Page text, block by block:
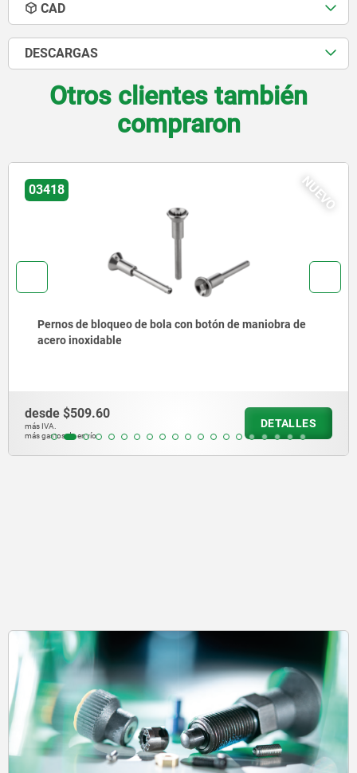
CAD
DESCARGAS
Otros clientes también
compraron
NUEVO
03415
Perno de bloqueo de bola con alta resistencia al
cizallamiento
desde$451.81
más IVA.
más gastos de envío
DETALLES